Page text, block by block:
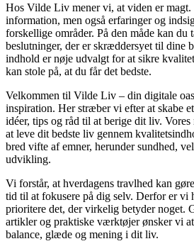
Hos Vilde Liv mener vi, at viden er
information, men også erfaringer og
forskellige områder. På den måde kan du
beslutninger, der er skræddersyet til dine
indhold er nøje udvalgt for at sikre
kan stole på, at du får det bedste.
Velkommen til Vilde Liv – din digitale
inspiration. Her stræber vi efter at skabe
idéer, tips og råd til at berige dit liv.
at leve dit bedste liv gennem
bred vifte af emner, herunder sundhed,
udvikling.
Vi forstår, at hverdagens travlhed kan
tid til at fokusere på dig selv. Derfor er vi
prioritere det, der virkelig betyder noget.
artikler og praktiske værktøjer ønsker vi
balance, glæde og mening i dit liv.